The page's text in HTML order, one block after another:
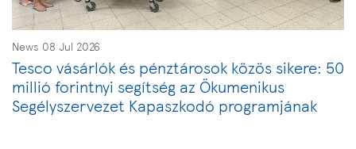
News 08 Jul 2026
Tesco vásárlók és pénztárosok közös sikere: 50
millió forintnyi segítség az Ökumenikus
Segélyszervezet Kapaszkodó programjának